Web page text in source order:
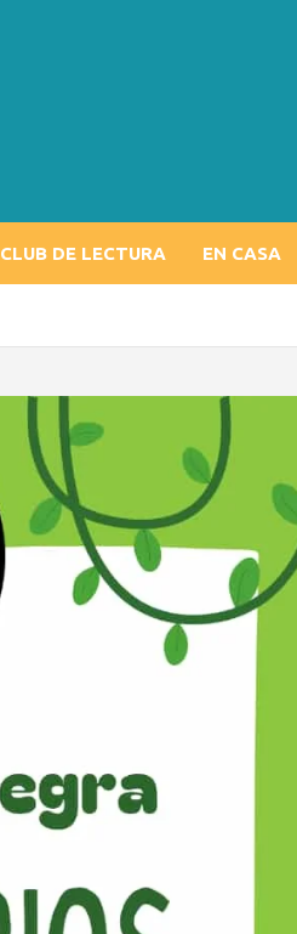
CLUB DE LECTURA EN CASA